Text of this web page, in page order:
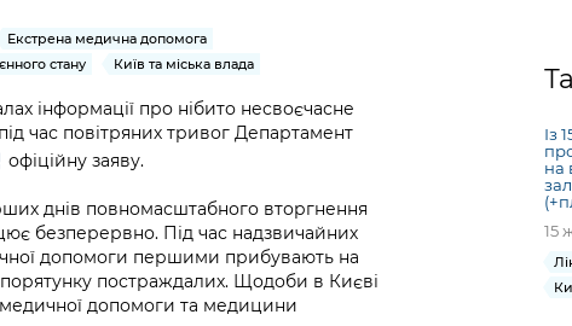
Статистика
Звернення громадян
Регуляторна діяльність
та медицина
навчальні
міста
правопорядок
Іноземцям / For
foreigners
експертиза
бюджет
Подати запит
Проекти
нормативно-
правових та
інших актів
from
KCSA
Екстрена медична допомога
стану Київ та міська влада
інформації про нібито несвоєчасне
час повітряних тривог Департамент
офіційну заяву.
днів повномасштабного вторгнення
безперервно. Під час надзвичайних
допомоги першими прибувають на
постраждалих. Щодоби в Києві
допомоги та медицини
Із
на
15